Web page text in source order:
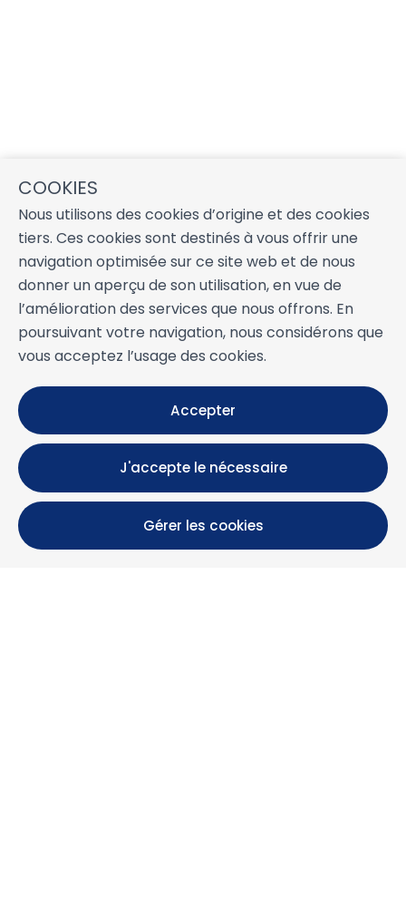
COOKIES
Nous utilisons des cookies d’origine et des cookies
tiers. Ces cookies sont destinés à vous offrir une
navigation optimisée sur ce site web et de nous
donner un aperçu de son utilisation, en vue de
l’amélioration des services que nous offrons. En
poursuivant votre navigation, nous considérons que
vous acceptez l’usage des cookies.
Accepter
J'accepte le nécessaire
Gérer les cookies